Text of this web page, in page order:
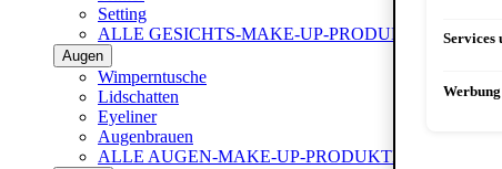
Setting
ALLE GESICHTS-MAKE-UP-PRODUKTE
Augen
Wimperntusche
Lidschatten
Eyeliner
Augenbrauen
ALLE AUGEN-MAKE-UP-PRODUKTE ANZEIGEN
Services
Werbung